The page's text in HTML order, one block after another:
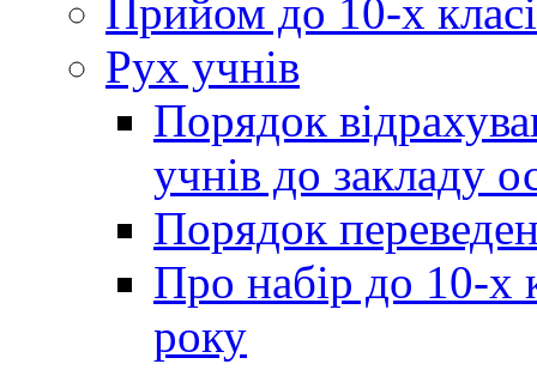
Прийом до 10-х
Рух учнів
Порядок
учнів до закладу
Порядок
Про набір до 10-х
року